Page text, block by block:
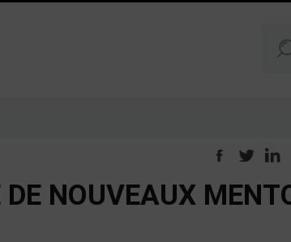
NOUVEAUX